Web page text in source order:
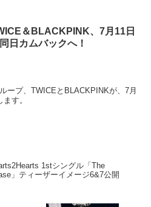
＆BLACKPINK、7月11日
日カムバックへ！
ープ、TWICEとBLACKPINKが、7月
す。
1stシングル「The
」ティーザーイメージ6&7公開